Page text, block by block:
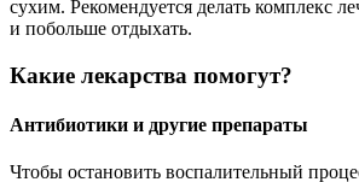
сухим. Рекомендуется делать комплекс
и побольше отдыхать.
Какие лекарства помогут?
Антибиотики и другие препараты
Чтобы остановить воспалительный